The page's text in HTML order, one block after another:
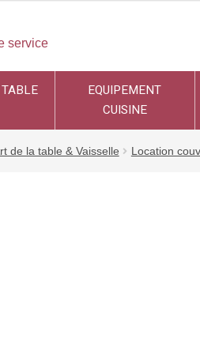
EQUIPEMENT
CUISINE
de la table & Vaisselle Location